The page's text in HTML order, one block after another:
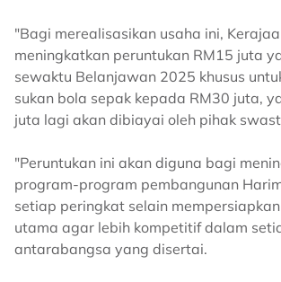
"Bagi merealisasikan usaha ini,
meningkatkan peruntukan RM15 juta
sewaktu Belanjawan 2025 khusus
sukan bola sepak kepada RM30 juta,
juta lagi akan dibiayai oleh pihak
"Peruntukan ini akan diguna bagi
program-program pembangunan
setiap peringkat selain
utama agar lebih kompetitif dalam
antarabangsa yang disertai.